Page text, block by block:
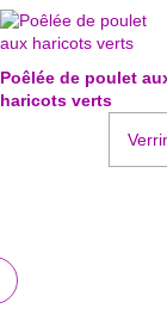
Poêlée de poulet
haricots verts